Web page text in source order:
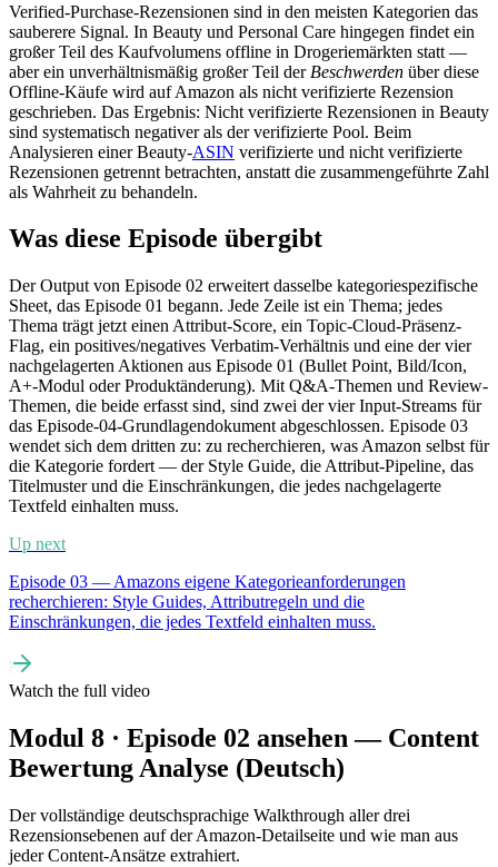
Verified-Purchase-Rezensionen sind in den meisten Kategorien das
sauberere Signal. In Beauty und Personal Care hingegen findet ein
großer Teil des Kaufvolumens offline in Drogeriemärkten statt —
aber ein unverhältnismäßig großer Teil der Beschwerden über diese
Offline-Käufe wird auf Amazon als nicht verifizierte Rezension
geschrieben. Das Ergebnis: Nicht verifizierte Rezensionen in Beauty
sind systematisch negativer als der verifizierte Pool. Beim
Analysieren einer Beauty-ASIN verifizierte und nicht verifizierte
Rezensionen getrennt betrachten, anstatt die zusammengeführte Zahl
als Wahrheit zu behandeln.
Was diese Episode übergibt
Der Output von Episode 02 erweitert dasselbe kategoriespezifische
Sheet, das Episode 01 begann. Jede Zeile ist ein Thema; jedes
Thema trägt jetzt einen Attribut-Score, ein Topic-Cloud-Präsenz-
Flag, ein positives/negatives Verbatim-Verhältnis und eine der vier
nachgelagerten Aktionen aus Episode 01 (Bullet Point, Bild/Icon,
A+-Modul oder Produktänderung). Mit Q&A-Themen und Review-
Themen, die beide erfasst sind, sind zwei der vier Input-Streams für
das Episode-04-Grundlagendokument abgeschlossen. Episode 03
wendet sich dem dritten zu: zu recherchieren, was Amazon selbst für
die Kategorie fordert — der Style Guide, die Attribut-Pipeline, das
Titelmuster und die Einschränkungen, die jedes nachgelagerte
Textfeld einhalten muss.
Up next
Episode 03 — Amazons eigene Kategorieanforderungen
recherchieren: Style Guides, Attributregeln und die
Einschränkungen, die jedes Textfeld einhalten muss.
Watch the full video
Modul 8 · Episode 02 ansehen — Content
Bewertung Analyse (Deutsch)
Der vollständige deutschsprachige Walkthrough aller drei
Rezensionsebenen auf der Amazon-Detailseite und wie man aus
jeder Content-Ansätze extrahiert.